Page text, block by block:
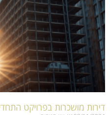
דירות מושכרות בפרויקט